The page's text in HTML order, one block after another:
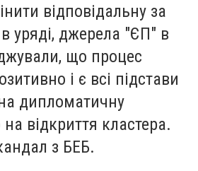
відповідальну за
в уряді, джерела "ЄП" в
що процес
і є всі підстави
дипломатичну
відкриття кластера.
з БЕБ.